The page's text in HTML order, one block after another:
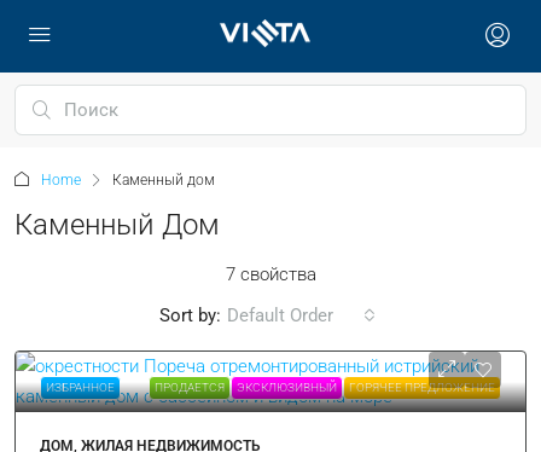
Home Каменный дом
Каменный Дом
7 свойства
Sort by: Default Order
ИЗБРАННОЕ ПРОДАЕТСЯ ЭКСКЛЮЗИВНЫЙ ГОРЯЧЕЕ ПРЕДЛОЖЕНИЕ
ДОМ, ЖИЛАЯ НЕДВИЖИМОСТЬ